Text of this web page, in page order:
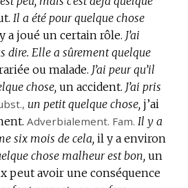
Il a été pour quelque chose
a joué un certain rôle. J’ai
dire. Elle a sûrement quelque
ou malade. J’ai peur qu’il
chose, un accident. J’ai pris
, un petit quelque chose, j’ai
Adverbialement. Fam. Il y a
six mois de cela, il y a environ
chose malheur est bon, un
peut avoir une conséquence